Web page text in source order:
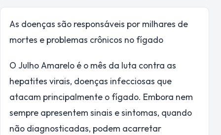
As doenças são responsáveis por milhares de
mortes e problemas crônicos no fígado
O Julho Amarelo é o mês da luta contra as
hepatites virais, doenças infecciosas que
atacam principalmente o fígado. Embora nem
sempre apresentem sinais e sintomas, quando
não diagnosticadas, podem acarretar